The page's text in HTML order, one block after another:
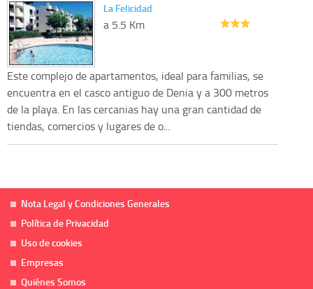
La Felicidad
a 5.5 Km
Este complejo de apartamentos, ideal para familias, se
encuentra en el casco antiguo de Denia y a 300 metros
de la playa. En las cercanias hay una gran cantidad de
tiendas, comercios y lugares de o...
Nota Legal y Condiciones Generales
Política de Privacidad
Uso de cookies
Empresas
Quiénes Somos